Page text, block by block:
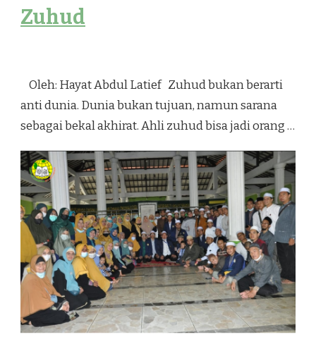
Zuhud
Oleh: Hayat Abdul Latief Zuhud bukan berarti
anti dunia. Dunia bukan tujuan, namun sarana
sebagai bekal akhirat. Ahli zuhud bisa jadi orang …